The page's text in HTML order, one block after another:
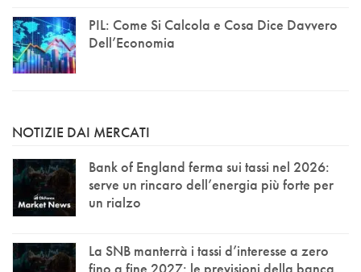
PIL: Come Si Calcola e Cosa Dice Davvero
Dell’Economia
NOTIZIE DAI MERCATI
Bank of England ferma sui tassi nel 2026:
serve un rincaro dell’energia più forte per
un rialzo
La SNB manterrà i tassi d’interesse a zero